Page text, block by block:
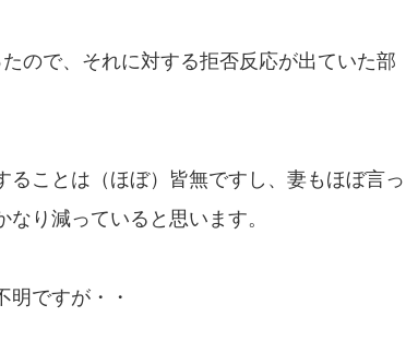
ので、それに対する拒否反応が出ていた部
ことは（ほぼ）皆無ですし、妻もほぼ言っ
り減っていると思います。
ですが・・